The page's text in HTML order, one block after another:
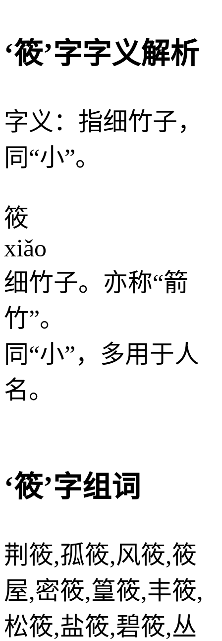
‘筱’字字义解析
字义：指细竹子，
同“小”。
筱
xiǎo
细竹子。亦称“箭
竹”。
同“小”，多用于人
名。
‘筱’字组词
荆筱,孤筱,风筱,筱
屋,密筱,篁筱,丰筱,
松筱,盐筱,碧筱,丛